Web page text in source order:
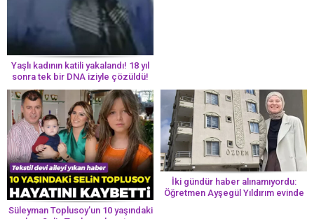
Yaşlı kadının katili yakalandı! 18 yıl
sonra tek bir DNA iziyle çözüldü!
Süleyman Toplusoy’un 10 yaşındaki
İki gündür haber alınamıyordu:
Öğretmen Ayşegül Yıldırım evinde